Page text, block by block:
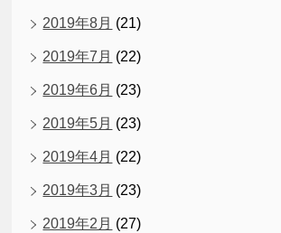
2019年8月 (21)
2019年7月 (22)
2019年6月 (23)
2019年5月 (23)
2019年4月 (22)
2019年3月 (23)
2019年2月 (27)